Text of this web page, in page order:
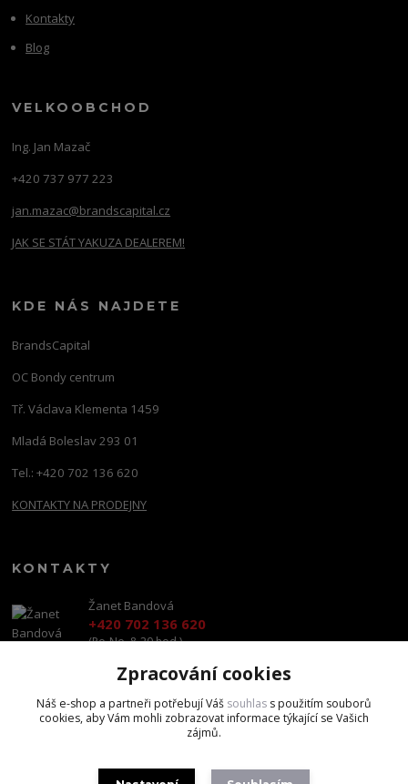
Kontakty
Blog
VELKOOBCHOD
Ing. Jan Mazač
+420 737 977 223
jan.mazac@brandscapital.cz
JAK SE STÁT YAKUZA DEALEREM!
KDE NÁS NAJDETE
BrandsCapital
OC Bondy centrum
Tř. Václava Klementa 1459
Mladá Boleslav 293 01
Tel.: +420 702 136 620
KONTAKTY NA PRODEJNY
KONTAKTY
Žanet Bandová
+420 702 136 620
(Po-Ne, 8-20 hod.)
shop@brandscapital.cz
Zpracování cookies
Náš e-shop a partneři potřebují Váš souhlas s použitím souborů
cookies, aby Vám mohli zobrazovat informace týkající se Vašich
zájmů.